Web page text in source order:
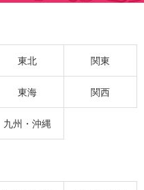
東北 関東
東海 関西
九州・沖縄